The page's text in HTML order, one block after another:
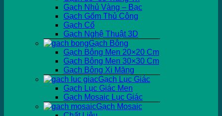
Gạch Nhủ Vàng – Bạc
Gạch Gốm Thủ Công
Gạch Cổ
Gạch Nghệ Thuật 3D
Gạch Bông
Gạch Bông Men 20×20 Cm
Gạch Bông Men 30×30 Cm
Gạch Bông Xi Măng
Gạch Lục Giác
Gạch Lục Giác Men
Gạch Mosaic Lục Giác
Gạch Mosaic